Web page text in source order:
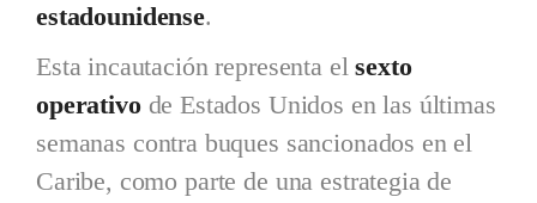
estadounidense.
Esta incautación representa elsexto
operativode Estados Unidos en las últimas
semanas contra buques sancionados en el
Caribe, como parte de una estrategia de